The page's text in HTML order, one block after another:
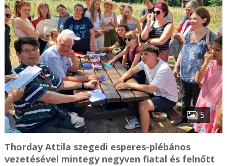
5
Thorday Attila szegedi esperes-plébános
vezetésével mintegy negyven fiatal és felnőtt